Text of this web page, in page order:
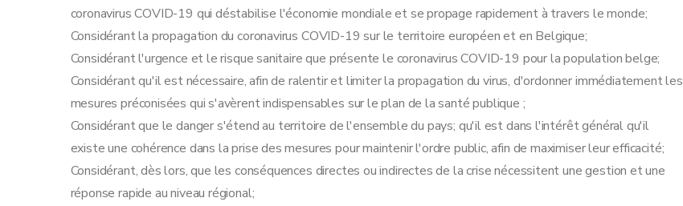
coronavirus COVID-19 qui déstabilise l'économie mondiale et se propage rapidement à travers le monde;
Considérant la propagation du coronavirus COVID-19 sur le territoire européen et en Belgique;
Considérant l'urgence et le risque sanitaire que présente le coronavirus COVID-19 pour la population belge;
Considérant qu'il est nécessaire, afin de ralentir et limiter la propagation du virus, d'ordonner immédiatement les
mesures préconisées qui s'avèrent indispensables sur le plan de la santé publique ;
Considérant que le danger s'étend au territoire de l'ensemble du pays; qu'il est dans l'intérêt général qu'il
existe une cohérence dans la prise des mesures pour maintenir l'ordre public, afin de maximiser leur efficacité;
Considérant, dès lors, que les conséquences directes ou indirectes de la crise nécessitent une gestion et une
réponse rapide au niveau régional;